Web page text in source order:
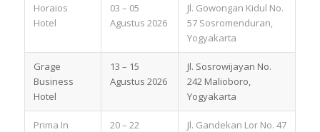
Horaios
Hotel
03 – 05
Agustus 2026
Jl. Gowongan Kidul No.
57 Sosromenduran,
Yogyakarta
Grage
Business
Hotel
13 – 15
Agustus 2026
Jl. Sosrowijayan No.
242 Malioboro,
Yogyakarta
Prima In
20 – 22
Jl. Gandekan Lor No. 47